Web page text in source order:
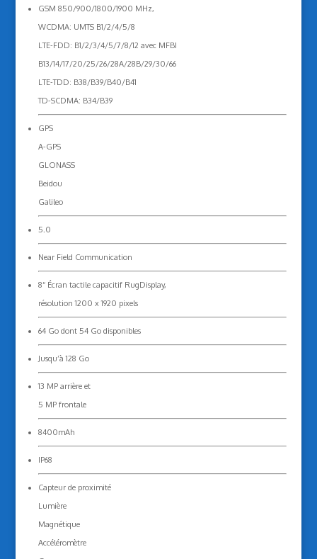
GSM 850/900/1800/1900 MHz,
WCDMA: UMTS B1/2/4/5/8
LTE-FDD: B1/2/3/4/5/7/8/12 avec MFBI
B13/14/17/20/25/26/28A/28B/29/30/66
LTE-TDD: B38/B39/B40/B41
TD-SCDMA: B34/B39
GPS
A-GPS
GLONASS
Beidou
Galileo
5.0
Near Field Communication
8“ Écran tactile capacitif RugDisplay,
résolution 1200 x 1920 pixels
64 Go dont 54 Go disponibles
Jusqu’à 128 Go
13 MP arrière et
5 MP frontale
8400mAh
IP68
Capteur de proximité
Lumière
Magnétique
Accéléromètre